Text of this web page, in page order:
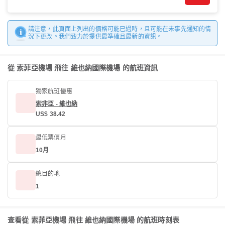
請注意，此頁面上列出的價格可能已過時，且可能在未事先通知的情
況下更改。我們致力於提供最準確且最新的資訊。
從 索菲亞機場 飛往 維也納國際機場 的航班資訊
獨家航班優惠
索非亞 - 維也納
US$ 38.42
最低票價月
10月
總目的地
1
查看從 索菲亞機場 飛往 維也納國際機場 的航班時刻表